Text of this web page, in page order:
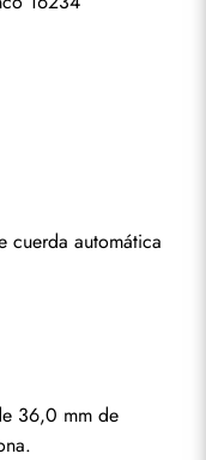
cuerda automática
36,0 mm de